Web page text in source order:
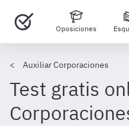
Oposiciones
Auxiliar Corporaciones
Test gratis